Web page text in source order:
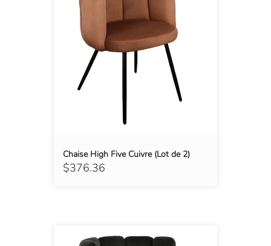
$376.36
Chaise High Five Cuivre (Lot de 2)